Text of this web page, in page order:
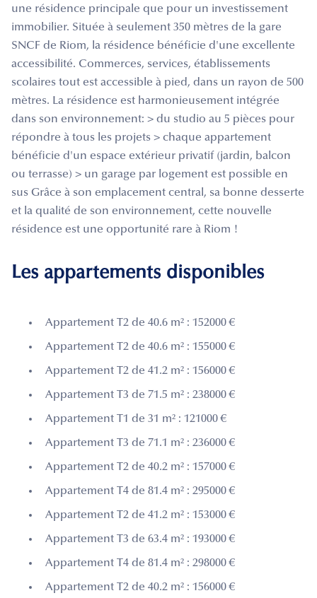
une résidence principale que pour un investissement
immobilier. Située à seulement 350 mètres de la gare
SNCF de Riom, la résidence bénéficie d'une excellente
accessibilité. Commerces, services, établissements
scolaires tout est accessible à pied, dans un rayon de 500
mètres. La résidence est harmonieusement intégrée
dans son environnement: > du studio au 5 pièces pour
répondre à tous les projets > chaque appartement
bénéficie d'un espace extérieur privatif (jardin, balcon
ou terrasse) > un garage par logement est possible en
sus Grâce à son emplacement central, sa bonne desserte
et la qualité de son environnement, cette nouvelle
résidence est une opportunité rare à Riom !
Les appartements disponibles
Appartement T2 de 40.6 m² : 152000 €
Appartement T2 de 40.6 m² : 155000 €
Appartement T2 de 41.2 m² : 156000 €
Appartement T3 de 71.5 m² : 238000 €
Appartement T1 de 31 m² : 121000 €
Appartement T3 de 71.1 m² : 236000 €
Appartement T2 de 40.2 m² : 157000 €
Appartement T4 de 81.4 m² : 295000 €
Appartement T2 de 41.2 m² : 153000 €
Appartement T3 de 63.4 m² : 193000 €
Appartement T4 de 81.4 m² : 298000 €
Appartement T2 de 40.2 m² : 156000 €